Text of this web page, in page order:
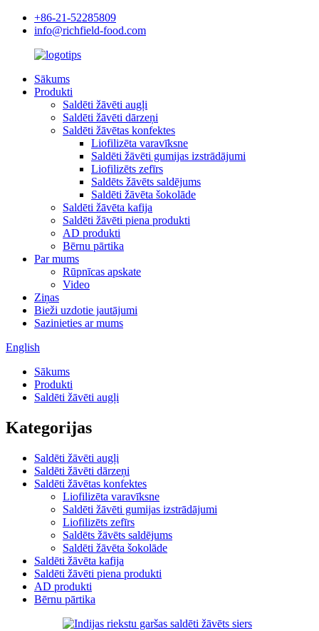
+86-21-52285809
info@richfield-food.com
Sākums
Produkti
Saldēti žāvēti augļi
Saldēti žāvēti dārzeņi
Saldēti žāvētas konfektes
Liofilizēta varavīksne
Saldēti žāvēti gumijas izstrādājumi
Liofilizēts zefīrs
Saldēts žāvēts saldējums
Saldēti žāvēta šokolāde
Saldēti žāvēta kafija
Saldēti žāvēti piena produkti
AD produkti
Bērnu pārtika
Par mums
Rūpnīcas apskate
Video
Ziņas
Bieži uzdotie jautājumi
Sazinieties ar mums
English
Sākums
Produkti
Saldēti žāvēti augļi
Kategorijas
Saldēti žāvēti augļi
Saldēti žāvēti dārzeņi
Saldēti žāvētas konfektes
Liofilizēta varavīksne
Saldēti žāvēti gumijas izstrādājumi
Liofilizēts zefīrs
Saldēts žāvēts saldējums
Saldēti žāvēta šokolāde
Saldēti žāvēta kafija
Saldēti žāvēti piena produkti
AD produkti
Bērnu pārtika